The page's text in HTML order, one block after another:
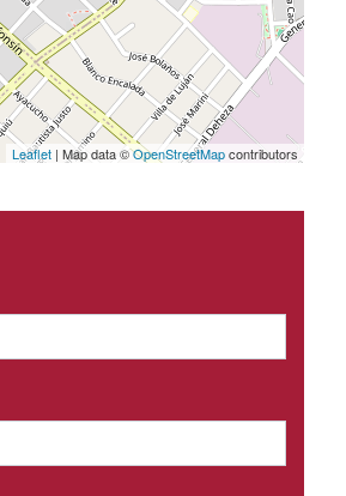
Leaflet | Map data ©OpenStreetMapcontributors